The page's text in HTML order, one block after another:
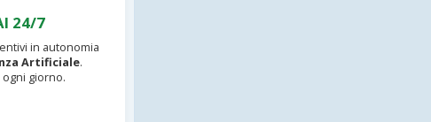
24/7
in autonomia
Artificiale.
giorno.